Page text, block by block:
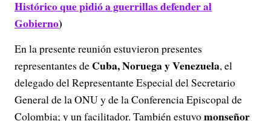
Histórico que pidió a guerrillas defender al
Gobierno)
En la presente reunión estuvieron presentes
representantes de Cuba, Noruega y Venezuela, el
delegado del Representante Especial del Secretario
General de la ONU y de la Conferencia Episcopal de
Colombia; y un facilitador. También estuvomonseñor